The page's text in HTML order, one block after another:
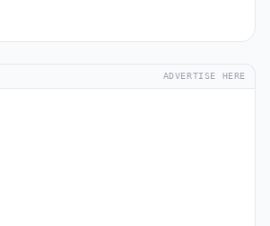
ADVERTISE HERE